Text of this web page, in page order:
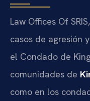
Law Offices Of
casos de agresión
el Condado de
comunidades de
como en los